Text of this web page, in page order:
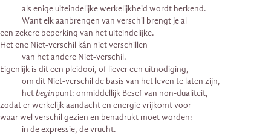
als enige uiteindelijke werkelijkheid wordt herkend.
Want elk aanbrengen van verschil brengt je al
een zekere beperking van het uiteindelijke.
Het ene Niet-verschil kán niet verschillen
van het andere Niet-verschil.
Eigenlijk is dit een pleidooi, of liever een uitnodiging,
om dit Niet-verschil de basis van het leven te laten zijn,
hetbeginpunt: onmiddellijk Besef van non-dualiteit,
zodat er werkelijk aandacht en energie vrijkomt voor
waar wel verschil gezien en benadrukt moet worden:
in de expressie, de vrucht.